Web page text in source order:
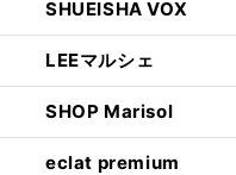
SHUEISHA VOX
LEEマルシェ
SHOP Marisol
eclat premium